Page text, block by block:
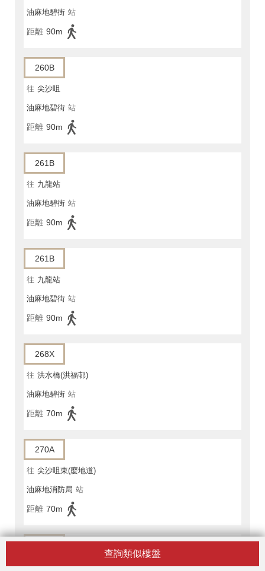
查詢類似樓盤
油麻地碧街 站
距離 90m
260B
往 尖沙咀
油麻地碧街 站
距離 90m
261B
往 九龍站
油麻地碧街 站
距離 90m
261B
往 九龍站
油麻地碧街 站
距離 90m
268X
往 洪水橋(洪福邨)
油麻地碧街 站
距離 70m
270A
往 尖沙咀東(麼地道)
油麻地消防局 站
距離 70m
往 上水